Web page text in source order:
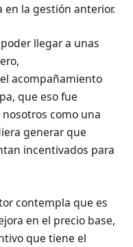
en la gestión anterior.
llegar a unas
acompañamiento
que eso fue
como una
generar que
incentivados para
contempla que es
en el precio base,
que tiene el